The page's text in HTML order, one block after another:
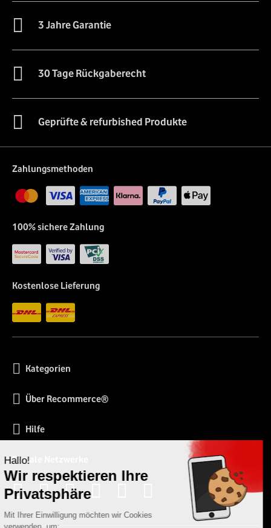
3 Jahre Garantie
30 Tage Rückgaberecht
Geprüfte & refurbished Produkte
Zahlungsmethoden
100% sichere Zahlung
Kostenlose Lieferung
Kategorien
Über Recommerce®
Hilfe
Soziale Netzwerke